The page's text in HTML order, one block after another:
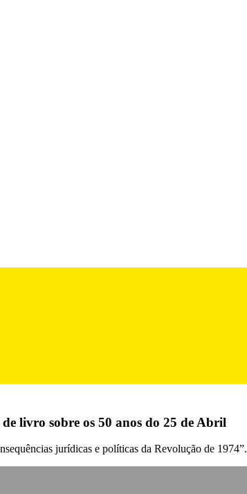
livro sobre os 50 anos do 25 de Abril
jurídicas e políticas da Revolução de 1974”.